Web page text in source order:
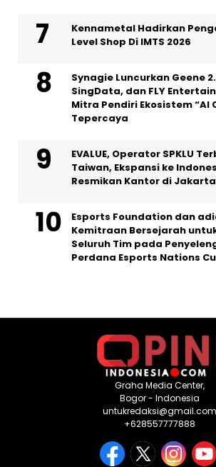
Kennametal Hadirkan
Level Shop Di IMTS 2026
Synagie Luncurkan Geene
SingData, dan FLY
Mitra Pendiri Ekosistem “AI
Tepercaya
EVALUE, Operator SPKLU
Taiwan, Ekspansi ke
Resmikan Kantor di Jakarta
Esports Foundation dan
Kemitraan Bersejarah
Seluruh Tim pada
Perdana Esports Nations
Graha Media Center,
Bogor - Indonesia
untukredaksi@gmail.com
+628557777888